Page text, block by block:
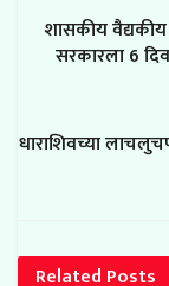
शासकीय वैद्यकीय
सरकारला 6
धाराशिवच्या
Related Posts